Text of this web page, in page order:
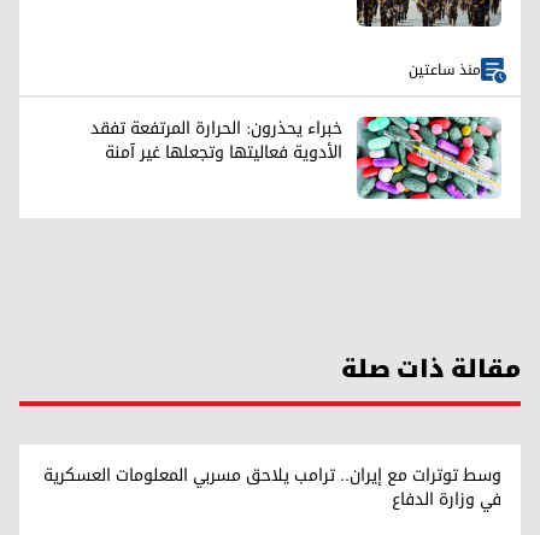
منذ ساعتين
خبراء يحذرون: الحرارة المرتفعة تفقد
الأدوية فعاليتها وتجعلها غير آمنة
مقالة ذات صلة
وسط توترات مع إيران.. ترامب يلاحق مسربي المعلومات العسكرية
في وزارة الدفاع